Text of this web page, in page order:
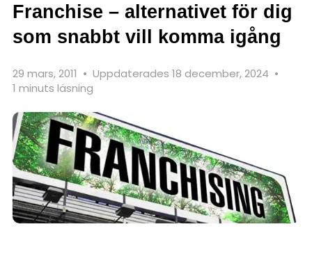
Franchise – alternativet för dig
som snabbt vill komma igång
29 mars, 2011 • Uppdaterades 18 december, 2024 •
1 minuts läsning